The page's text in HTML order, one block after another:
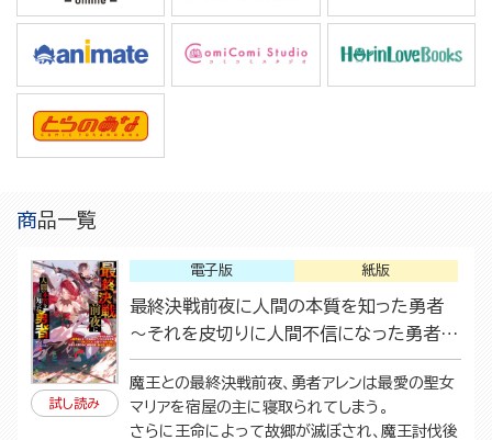
商品一覧
試し読み
紙版
電子版
最終決戦前夜に人間の本質を知った勇者
～それを皮切りに人間不信になった勇者は
そこから反転攻勢。「許してくれ」と言っても
もう遅い。お前ら人間の為に頑張る程、俺
は甘くはない～
魔王との最終決戦前夜、勇者アレンは最愛の聖女
マリアを宿屋の主に寝取られてしまう。
さらに王命によって故郷が滅ぼされ、魔王討伐後